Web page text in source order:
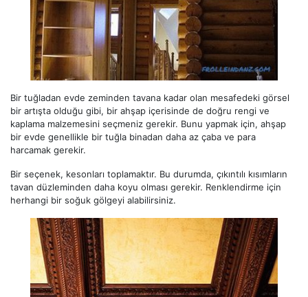
Bir tuğladan evde zeminden tavana kadar olan mesafedeki görsel
bir artışta olduğu gibi, bir ahşap içerisinde de doğru rengi ve
kaplama malzemesini seçmeniz gerekir. Bunu yapmak için, ahşap
bir evde genellikle bir tuğla binadan daha az çaba ve para
harcamak gerekir.
Bir seçenek, kesonları toplamaktır. Bu durumda, çıkıntılı kısımların
tavan düzleminden daha koyu olması gerekir. Renklendirme için
herhangi bir soğuk gölgeyi alabilirsiniz.